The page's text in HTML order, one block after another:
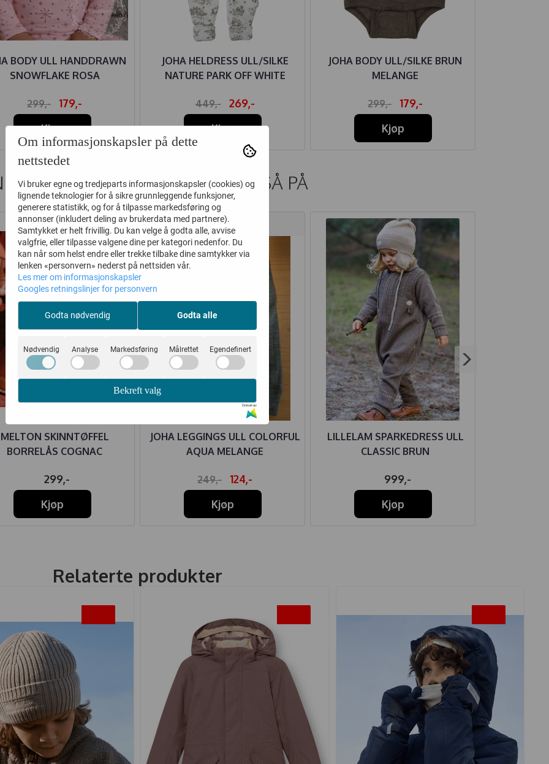
BODY ULL HANDDRAWN
SNOWFLAKE ROSA
299,-
179,-
Kjøp
JOHA HELDRESS ULL/SILKE
NATURE PARK OFF WHITE
449,-
269,-
Kjøp
JOHA BODY ULL/SILKE BRUN
MELANGE
299,-
179,-
Kjøp
SOM SÅ PÅ DETTE SÅ OGSÅ PÅ
MELTON SKINNTØFFEL
BORRELÅS COGNAC
299,-
Kjøp
50%
JOHA LEGGINGS ULL COLORFUL
AQUA MELANGE
249,-
124,-
Kjøp
LILLELAM SPARKEDRESS ULL
CLASSIC BRUN
999,-
Kjøp
Relaterte produkter
Om informasjonskapsler på dette
nettstedet
Vi bruker egne og tredjeparts informasjonskapsler (cookies) og
lignende teknologier for å sikre grunnleggende funksjoner,
generere statistikk, og for å tilpasse markedsføring og
annonser (inkludert deling av brukerdata med partnere).
Samtykket er helt frivillig. Du kan velge å godta alle, avvise
valgfrie, eller tilpasse valgene dine per kategori nedenfor. Du
kan når som helst endre eller trekke tilbake dine samtykker via
lenken «personvern» nederst på nettsiden vår.
Les mer om informasjonskapsler
Googles retningslinjer for personvern
Godta nødvendig Godta alle
Nødvendig Analyse Markedsføring Målrettet Egendefinert
Bekreft valg
Drevet av